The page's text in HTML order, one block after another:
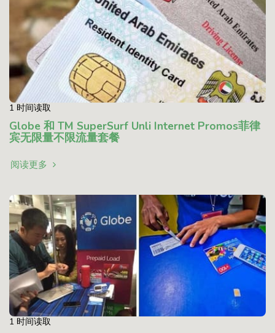
1 时间读取
Globe 和 TM SuperSurf Unli Internet Promos菲律
宾无限量不限流量套餐
阅读更多
1 时间读取